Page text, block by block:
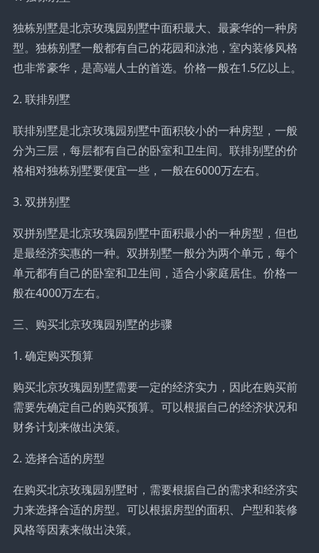
独栋别墅是北京玫瑰园别墅中面积最大、最豪华的一种房
型。独栋别墅一般都有自己的花园和泳池，室内装修风格
也非常豪华，是高端人士的首选。价格一般在1.5亿以上。
2. 联排别墅
联排别墅是北京玫瑰园别墅中面积较小的一种房型，一般
分为三层，每层都有自己的卧室和卫生间。联排别墅的价
格相对独栋别墅要便宜一些，一般在6000万左右。
3. 双拼别墅
双拼别墅是北京玫瑰园别墅中面积最小的一种房型，但也
是最经济实惠的一种。双拼别墅一般分为两个单元，每个
单元都有自己的卧室和卫生间，适合小家庭居住。价格一
般在4000万左右。
三、购买北京玫瑰园别墅的步骤
1. 确定购买预算
购买北京玫瑰园别墅需要一定的经济实力，因此在购买前
需要先确定自己的购买预算。可以根据自己的经济状况和
财务计划来做出决策。
2. 选择合适的房型
在购买北京玫瑰园别墅时，需要根据自己的需求和经济实
力来选择合适的房型。可以根据房型的面积、户型和装修
风格等因素来做出决策。